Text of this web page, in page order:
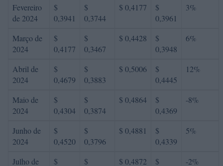
Fevereiro
de 2024
$
0,3941
$
0,3744
$ 0,4177
$
0,3961
3%
Março de
2024
$
0,4177
$
0,3467
$ 0,4428
$
0,3948
6%
Abril de
2024
$
0,4679
$
0,3883
$ 0,5006
$
0,4445
12%
Maio de
2024
$
0,4304
$
0,3874
$ 0,4864
$
0,4369
-8%
Junho de
2024
$
0,4520
$
0,3796
$ 0,4881
$
0,4339
5%
Julho de
$
$
$ 0,4872
$
-2%